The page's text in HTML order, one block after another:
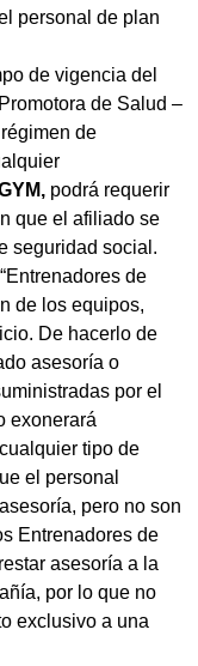
personal de plan
de vigencia del
de Salud –
de
podrá requerir
que el afiliado se
seguridad social.
de
de los equipos,
De hacerlo de
asesoría o
por el
exonerará
tipo de
el personal
pero no son
Entrenadores de
asesoría a la
por lo que no
exclusivo a una